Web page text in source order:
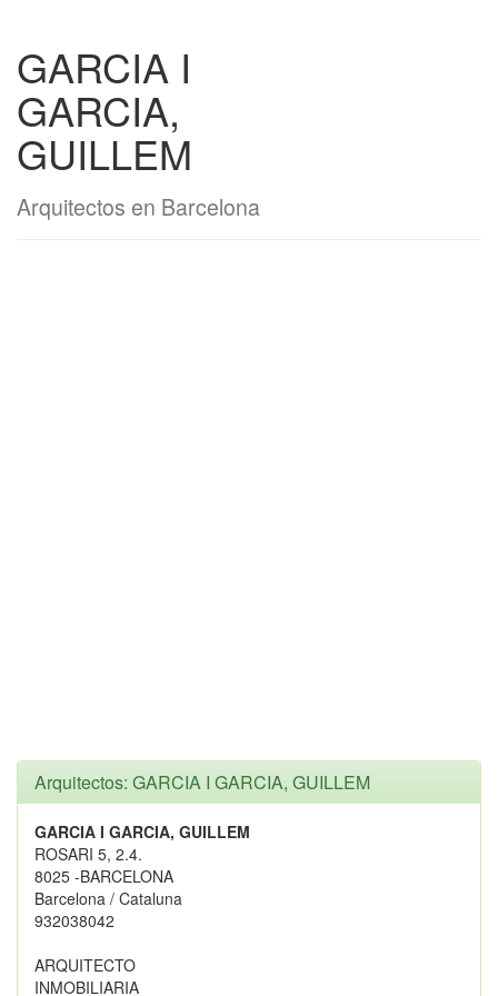
GARCIA I
GARCIA,
GUILLEM
Arquitectos en Barcelona
Arquitectos: GARCIA I GARCIA, GUILLEM
GARCIA I GARCIA, GUILLEM
ROSARI 5, 2.4.
8025 -BARCELONA
Barcelona / Cataluna
932038042
ARQUITECTO
INMOBILIARIA